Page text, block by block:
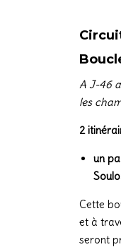
A J-46
les
2
un
Cette
et à
seront